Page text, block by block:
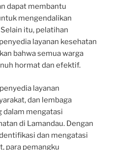
dapat membantu
mengendalikan
itu, pelatihan
layanan kesehatan
bahwa semua warga
hormat dan efektif.
layanan
dan lembaga
dalam mengatasi
di Lamandau. Dengan
dan mengatasi
para pemangku